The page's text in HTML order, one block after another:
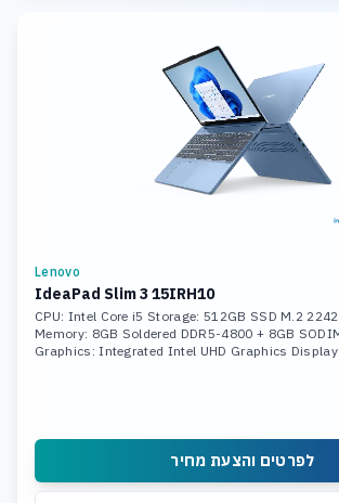
Lenovo
IdeaPad Slim 3 15IRH10
CPU: Intel Core i5 Storage: 512GB SSD M.2
Memory: 8GB Soldered DDR5-4800 + 8GB
Graphics: Integrated Intel UHD Graphics
לפרטים והצעת מחיר